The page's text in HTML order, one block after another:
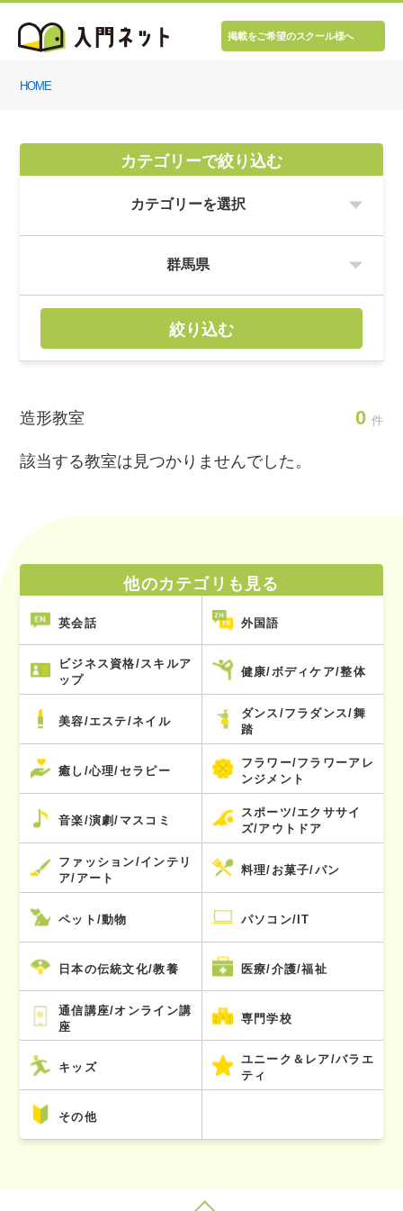
掲載をご希望のスクール様へ
HOME
カテゴリーで絞り込む
絞り込む
造形教室 0 件
該当する教室は見つかりませんでした。
他のカテゴリも見る
英会話 外国語
ビジネス資格/スキルア
ップ
健康/ボディケア/整体
美容/エステ/ネイル
ダンス/フラダンス/舞
踏
癒し/心理/セラピー
フラワー/フラワーアレ
ンジメント
音楽/演劇/マスコミ
スポーツ/エクササイ
ズ/アウトドア
ファッション/インテリ
ア/アート
料理/お菓子/パン
ペット/動物 パソコン/IT
日本の伝統文化/教養 医療/介護/福祉
通信講座/オンライン講
座
専門学校
キッズ
ユニーク＆レア/バラエ
ティ
その他